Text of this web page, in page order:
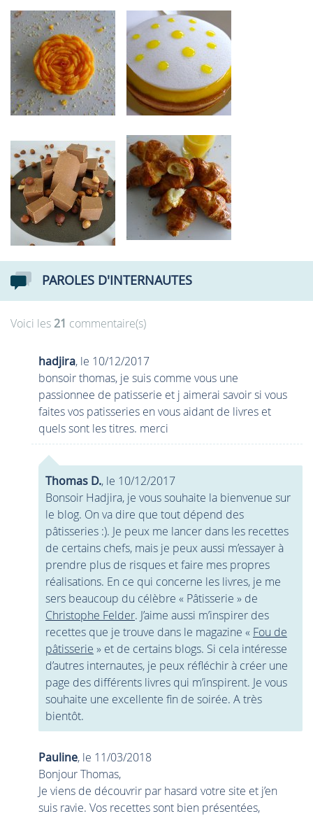
PAROLES D'INTERNAUTES
Voici les21 commentaire(s)
hadjira, le 10/12/2017
bonsoir thomas, je suis comme vous une
passionnee de patisserie et j aimerai savoir si vous
faites vos patisseries en vous aidant de livres et
quels sont les titres. merci
Thomas D., le 10/12/2017
Bonsoir Hadjira, je vous souhaite la bienvenue sur
le blog. On va dire que tout dépend des
pâtisseries :). Je peux me lancer dans les recettes
de certains chefs, mais je peux aussi m’essayer à
prendre plus de risques et faire mes propres
réalisations. En ce qui concerne les livres, je me
sers beaucoup du célèbre « Pâtisserie » de
Christophe Felder. J’aime aussi m’inspirer des
recettes que je trouve dans le magazine « Fou de
pâtisserie » et de certains blogs. Si cela intéresse
d’autres internautes, je peux réfléchir à créer une
page des différents livres qui m’inspirent. Je vous
souhaite une excellente fin de soirée. A très
bientôt.
Pauline, le 11/03/2018
Bonjour Thomas,
Je viens de découvrir par hasard votre site et j’en
suis ravie. Vos recettes sont bien présentées,